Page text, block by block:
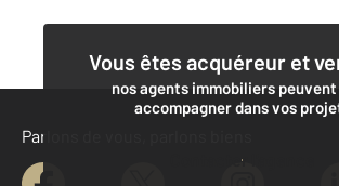
Vous êtes acquéreur et
nos agents immobiliers
accompagner dans vos
Contacter l'agence
Parlons de vous, parlons biens